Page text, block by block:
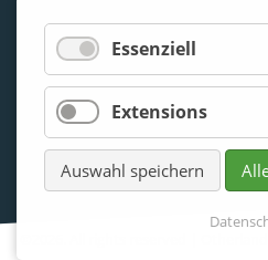
©2026. All rights reserved |
Essenziell
Extensions
Auswahl speichern